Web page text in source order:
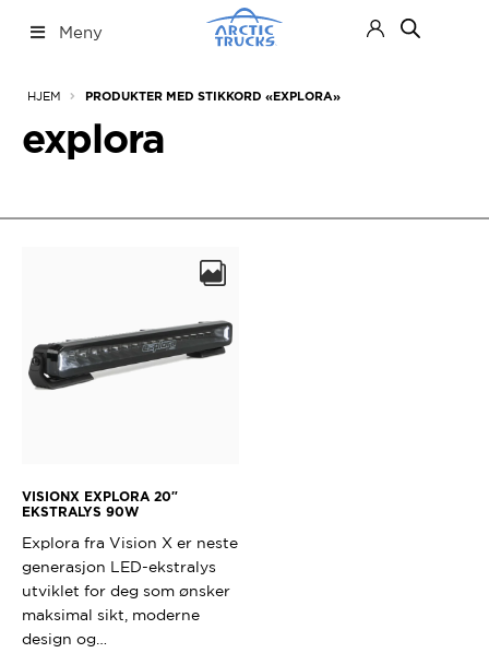
til
til
Meny
HJEM PRODUKTER MED STIKKORD «EXPLORA»
explora
VISIONX EXPLORA 20″
EKSTRALYS 90W
Explora fra Vision X er neste
generasjon LED-ekstralys
utviklet for deg som ønsker
maksimal sikt, moderne
design og…